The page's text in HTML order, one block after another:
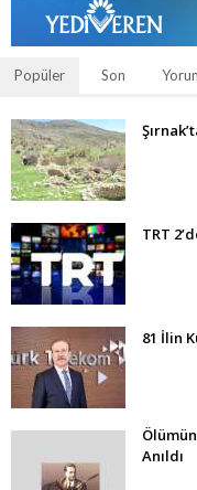
Popüler Son
TRT
81 İlin
Anıldı